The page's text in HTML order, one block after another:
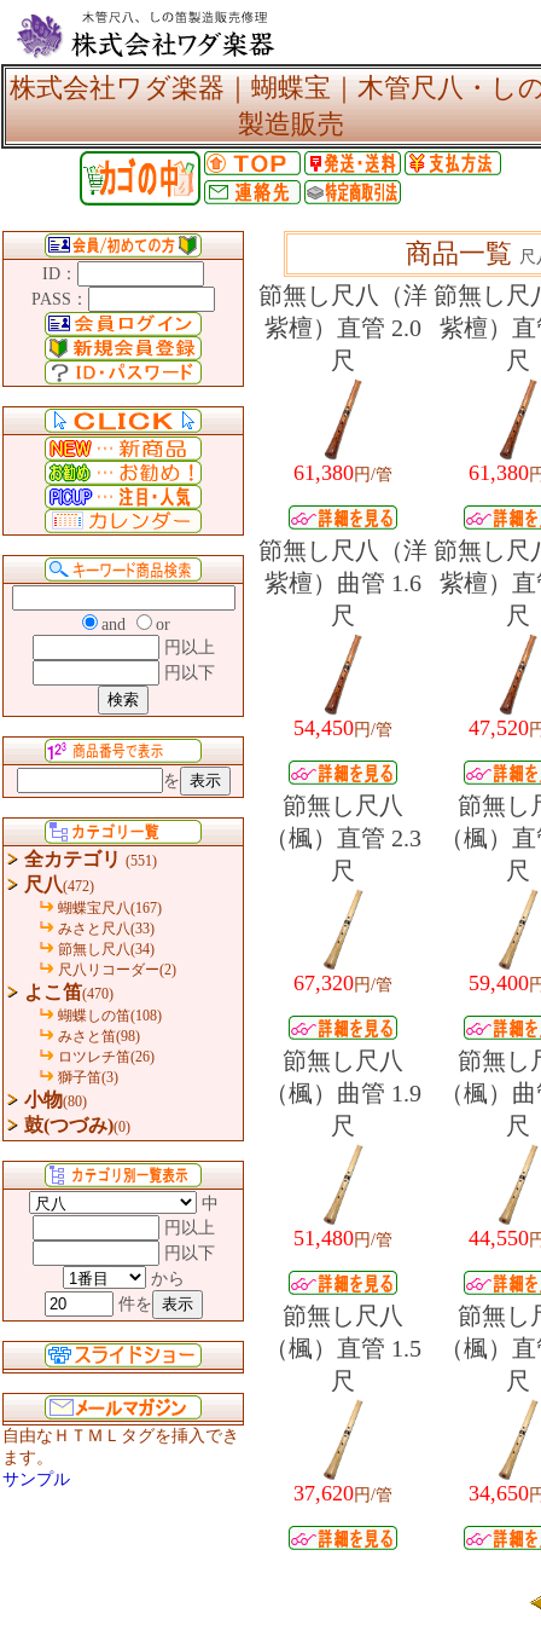
株式会社ワダ楽器｜蝴蝶宝｜木管尺八・し
製造販売
ID：
PASS：
and
or
円以上
円以下
を
全カテゴリ (551)
尺八(472)
蝴蝶宝尺八(167)
みさと尺八(33)
節無し尺八(34)
尺八リコーダー(2)
よこ笛(470)
蝴蝶しの笛(108)
みさと笛(98)
ロツレチ笛(26)
獅子笛(3)
小物(80)
鼓(つづみ)(0)
中
円以上
円以下
から
件を
自由なＨＴＭＬタグを挿入でき
ます。
サンプル
商品一覧
節無し尺八（洋
紫檀）直管 2.0
尺
61,380円/管
節無し尺
紫檀）直
尺
61,380
節無し尺八（洋
紫檀）曲管 1.6
尺
54,450円/管
節無し尺
紫檀）直
尺
47,520
節無し尺八
（楓）直管 2.3
尺
67,320円/管
節無し
（楓）
尺
59,400
節無し尺八
（楓）曲管 1.9
尺
51,480円/管
節無し
（楓）
尺
44,550
節無し尺八
（楓）直管 1.5
尺
37,620円/管
節無し
（楓）
尺
34,650